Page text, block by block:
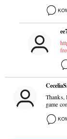
Thanks,
game